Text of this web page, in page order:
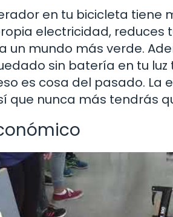
en tu bicicleta tiene
electricidad,
un mundo más verde.
sin batería en tu
es cosa del pasado.
que nunca más tendrás